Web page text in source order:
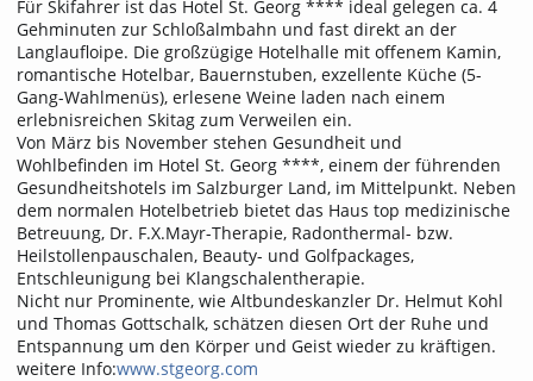
Für Skifahrer ist das Hotel St. Georg **** ideal gelegen ca. 4
Gehminuten zur Schloßalmbahn und fast direkt an der
Langlaufloipe. Die großzügige Hotelhalle mit offenem Kamin,
romantische Hotelbar, Bauernstuben, exzellente Küche (5-
Gang-Wahlmenüs), erlesene Weine laden nach einem
erlebnisreichen Skitag zum Verweilen ein.
Von März bis November stehen Gesundheit und
Wohlbefinden im Hotel St. Georg ****, einem der führenden
Gesundheitshotels im Salzburger Land, im Mittelpunkt. Neben
dem normalen Hotelbetrieb bietet das Haus top medizinische
Betreuung, Dr. F.X.Mayr-Therapie, Radonthermal- bzw.
Heilstollenpauschalen, Beauty- und Golfpackages,
Entschleunigung bei Klangschalentherapie.
Nicht nur Prominente, wie Altbundeskanzler Dr. Helmut Kohl
und Thomas Gottschalk, schätzen diesen Ort der Ruhe und
Entspannung um den Körper und Geist wieder zu kräftigen.
weitere Info:www.stgeorg.com